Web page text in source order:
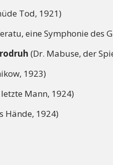
Tod, 1921)
eine Symphonie des
(Dr. Mabuse, der
1923)
Mann, 1924)
Hände, 1924)